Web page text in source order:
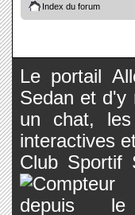
Index du forum
Le portail
Sedan et d'y
un chat,
interactives
Club Sportif